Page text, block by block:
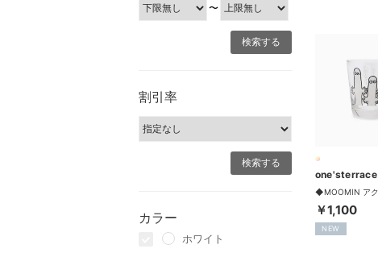
〜
割引率
カラー
ホワイト
one'sterrace
￥1,100
NEW